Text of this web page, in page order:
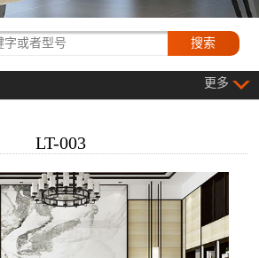
国星资讯
更多
LT-003